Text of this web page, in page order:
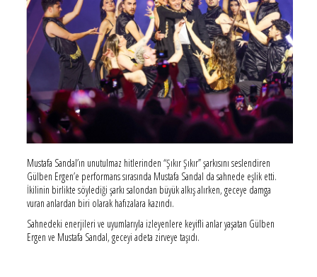
Mustafa Sandal’ın unutulmaz hitlerinden “Şıkır Şıkır” şarkısını seslendiren
Gülben Ergen’e performans sırasında Mustafa Sandal da sahnede eşlik etti.
İkilinin birlikte söylediği şarkı salondan büyük alkış alırken, geceye damga
vuran anlardan biri olarak hafızalara kazındı.
Sahnedeki enerjileri ve uyumlarıyla izleyenlere keyifli anlar yaşatan Gülben
Ergen ve Mustafa Sandal, geceyi adeta zirveye taşıdı.